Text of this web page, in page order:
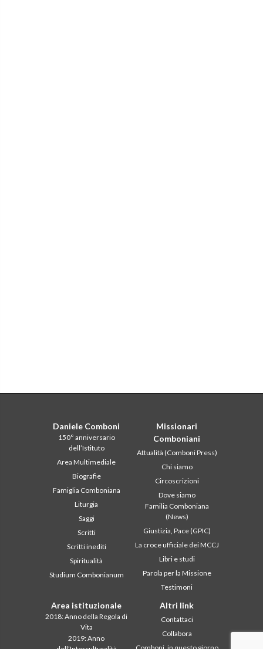
Daniele Comboni
150° anniversario
dell’Istituto
Area Multimediale
Biografie
Famiglia Comboniana
Liturgia
Saggi
Scritti
Scritti inediti
Spiritualità
Studium Combonianum
Missionari
Comboniani
Attualità (Comboni Press)
Chi siamo
Circoscrizioni
Dove siamo
Familia Comboniana
(News)
Giustizia, Pace (GPIC)
La croce ufficiale dei MCCJ
Libri e studi
Parola per la Missione
Testimoni
Area istituzionale
2018: Anno della Regola di
Vita
2019: Anno
Altri link
Contattaci
Collabora